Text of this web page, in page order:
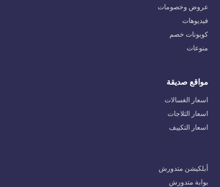
عروض وخصومات
فيديوهات
كوبونات خصم
منوعات
مواقع صديقة
اسعار الغسالات
اسعار الثلاجات
اسعار التكييف
أبلكيشن متدورش
بوابة متدورش